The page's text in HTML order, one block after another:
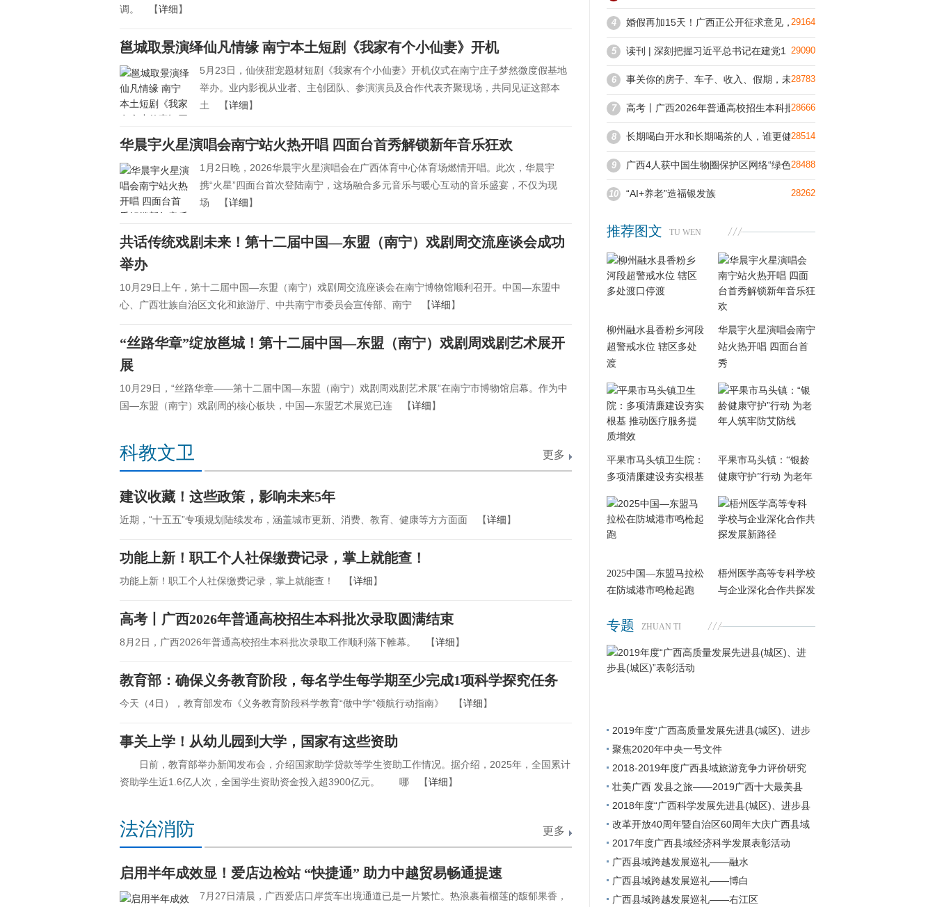
调。 【详细】
邕城取景演绎仙凡情缘 南宁本土短剧《我家有个小仙妻》开机
5月23日，仙侠甜宠题材短剧《我家有个小仙妻》开机仪式在南宁庄子梦然微度假基地
举办。业内影视从业者、主创团队、参演演员及合作代表齐聚现场，共同见证这部本
土 【详细】
华晨宇火星演唱会南宁站火热开唱 四面台首秀解锁新年音乐狂欢
1月2日晚，2026华晨宇火星演唱会在广西体育中心体育场燃情开唱。此次，华晨宇
携“火星”四面台首次登陆南宁，这场融合多元音乐与暖心互动的音乐盛宴，不仅为现
场 【详细】
共话传统戏剧未来！第十二届中国—东盟（南宁）戏剧周交流座谈会成功
举办
10月29日上午，第十二届中国—东盟（南宁）戏剧周交流座谈会在南宁博物馆顺利召开。中国—东盟中
心、广西壮族自治区文化和旅游厅、中共南宁市委员会宣传部、南宁 【详细】
“丝路华章”绽放邕城！第十二届中国—东盟（南宁）戏剧周戏剧艺术展开
展
10月29日，“丝路华章——第十二届中国—东盟（南宁）戏剧周戏剧艺术展”在南宁市博物馆启幕。作为中
国—东盟（南宁）戏剧周的核心板块，中国—东盟艺术展览已连 【详细】
科教文卫 更多
建议收藏！这些政策，影响未来5年
近期，“十五五”专项规划陆续发布，涵盖城市更新、消费、教育、健康等方方面面 【详细】
功能上新！职工个人社保缴费记录，掌上就能查！
功能上新！职工个人社保缴费记录，掌上就能查！ 【详细】
高考丨广西2026年普通高校招生本科批次录取圆满结束
8月2日，广西2026年普通高校招生本科批次录取工作顺利落下帷幕。 【详细】
教育部：确保义务教育阶段，每名学生每学期至少完成1项科学探究任务
今天（4日），教育部发布《义务教育阶段科学教育“做中学”领航行动指南》 【详细】
事关上学！从幼儿园到大学，国家有这些资助
日前，教育部举办新闻发布会，介绍国家助学贷款等学生资助工作情况。据介绍，2025年，全国累计
资助学生近1.6亿人次，全国学生资助资金投入超3900亿元。 哪 【详细】
法治消防 更多
启用半年成效显！爱店边检站 “快捷通” 助力中越贸易畅通提速
7月27日清晨，广西爱店口岸货车出境通道已是一片繁忙。热浪裹着榴莲的馥郁果香，
4 婚假再加15天！广西正公开征求意见，29164
5 读刊 | 深刻把握习近平总书记在建党1 29090
6 事关你的房子、车子、收入、假期，未28783
7 高考丨广西2026年普通高校招生本科批28666
8 长期喝白开水和长期喝茶的人，谁更健28514
9 广西4人获中国生物圈保护区网络“绿色28488
10 “AI+养老”造福银发族 28262
推荐图文 TU WEN
柳州融水县香粉乡河段
超警戒水位 辖区多处
渡
华晨宇火星演唱会南宁
站火热开唱 四面台首
秀
平果市马头镇卫生院：
多项清廉建设夯实根基
平果市马头镇：“银龄
健康守护”行动 为老年
2025中国—东盟马拉松
在防城港市鸣枪起跑
梧州医学高等专科学校
与企业深化合作共探发
专题 ZHUAN TI
2019年度“广西高质量发展先进县(城区)、进步
县(城区)
聚焦2020年中央一号文件
2018-2019年度广西县域旅游竞争力评价研究
报告
壮美广西 发县之旅——2019广西十大最美县
域、广西十大
2018年度“广西科学发展先进县(城区)、进步县
(城区)”
改革开放40周年暨自治区60周年大庆广西县域
改革发展宣
2017年度广西县域经济科学发展表彰活动
广西县域跨越发展巡礼——融水
广西县域跨越发展巡礼——博白
广西县域跨越发展巡礼——右江区